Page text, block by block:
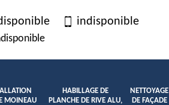
indisponible
MOINEAU
HABILLAGE DE
PLANCHE DE RIVE ALU,
NETTOYAGE
DE FAÇADE